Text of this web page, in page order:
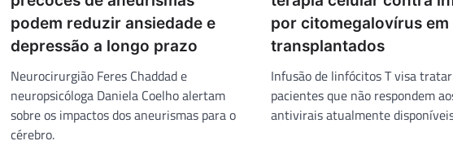
podem reduzir ansiedade e
depressão a longo prazo
Neurocirurgião Feres Chaddad e
neuropsicóloga Daniela Coelho alertam
sobre os impactos dos aneurismas para o
cérebro.
por citomegalovírus em
transplantados
Infusão de linfócitos T visa tratar
pacientes que não respondem
antivirais atualmente